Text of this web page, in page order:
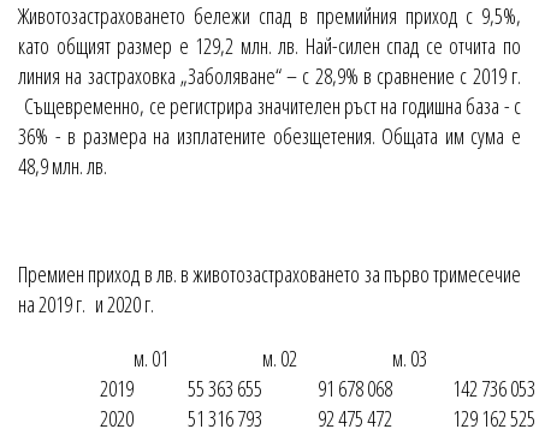
Животозастраховането бележи спад в премийния приход с 9,5%,
като общият размер е 129,2 млн. лв. Най-силен спад се отчита по
линия на застраховка „Заболяване“ – с 28,9% в сравнение с 2019 г.
Същевременно, се регистрира значителен ръст на годишна база - с
36% - в размера на изплатените обезщетения. Общата им сума е
48,9 млн. лв.
Премиен приход в лв. в животозастраховането за първо тримесечие
на 2019 г. и 2020 г.
м. 01
м. 02
м. 03
2019
55 363 655 91 678 068
142 736 053
2020
51 316 793 92 475 472 129 162 525